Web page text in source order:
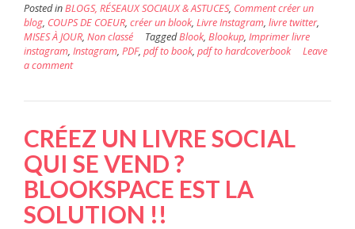
Posted inBLOGS, RÉSEAUX SOCIAUX & ASTUCES, Comment créer un
blog, COUPS DE COEUR, créer un blook, Livre Instagram, livre twitter,
MISES À JOUR, Non classé TaggedBlook, Blookup, Imprimer livre
instagram, Instagram, PDF, pdf to book, pdf to hardcoverbook
Leave
a comment
CRÉEZ UN LIVRE SOCIAL
QUI SE VEND ?
BLOOKSPACE EST LA
SOLUTION !!